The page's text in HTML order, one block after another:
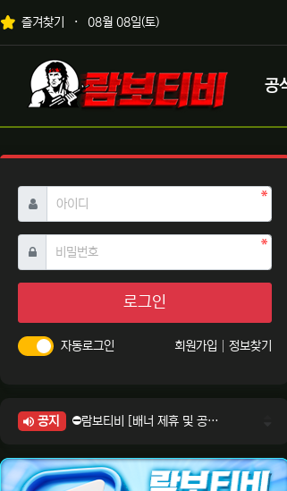
상단 네비
즐겨찾기 08월 08일(토)
메인 메뉴
로고
공
아이디 필수
비밀번호필수
로그인
자동로그인 회원가입 정보찾기
공지
⛔람보티비 [배너 제휴 및 공식 입점 문의 안내]
⛔람보티비 [정회원 등급UP! 안내사항]
⛔람보티비 [채팅방 이용시 주의사항]